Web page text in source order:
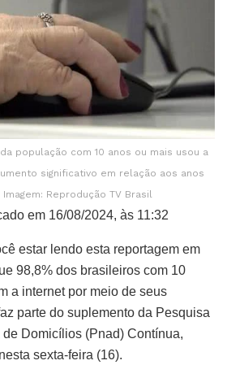
população com 10 anos ou mais usou a
significativo em relação aos anos
Reprodução TV Brasil
em 16/08/2024, às 11:32
estar lendo esta reportagem em
98,8% dos brasileiros com 10
a internet por meio de seus
parte do suplemento da Pesquisa
Domicílios (Pnad) Contínua,
sexta-feira (16).